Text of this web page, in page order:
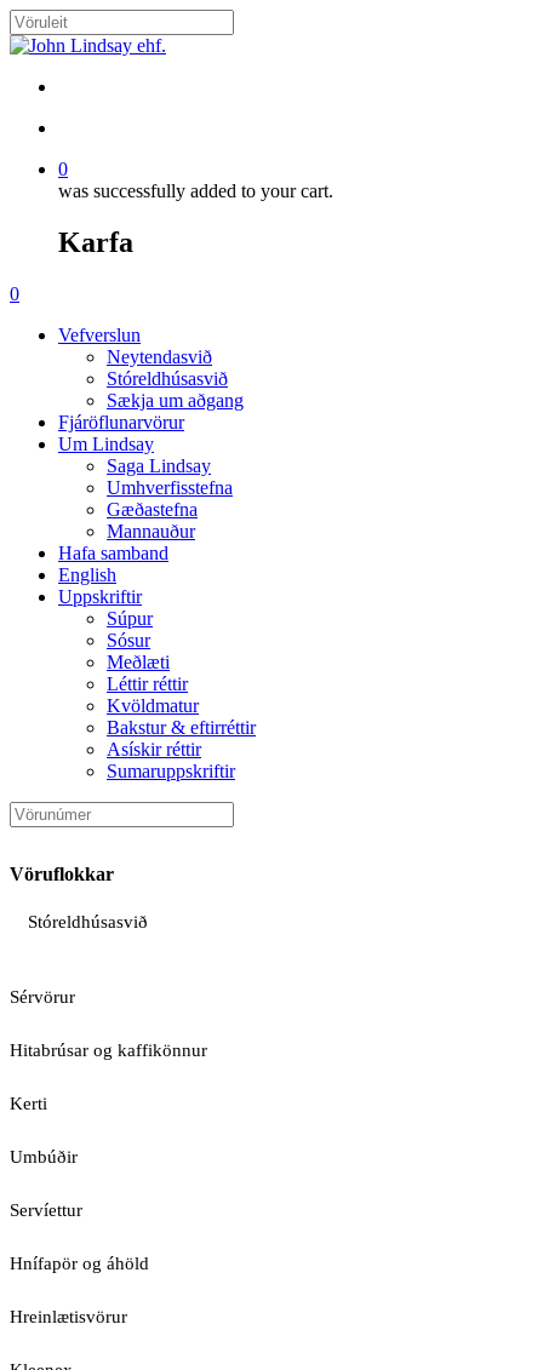
Skip
to
content
Close
0
was successfully added to your cart.
Karfa
Menu
search
account
0
Vefverslun
Neytendasvið
Stóreldhúsasvið
Sækja um aðgang
Fjáröflunarvörur
Um Lindsay
Saga Lindsay
Umhverfisstefna
Gæðastefna
Mannauður
Hafa samband
English
Uppskriftir
Súpur
Sósur
Meðlæti
Léttir réttir
Kvöldmatur
Bakstur & eftirréttir
Asískir réttir
Sumaruppskriftir
Vöruflokkar
Stóreldhúsasvið
Sérvörur
Hitabrúsar og kaffikönnur
Kerti
Umbúðir
Servíettur
Hnífapör og áhöld
Hreinlætisvörur